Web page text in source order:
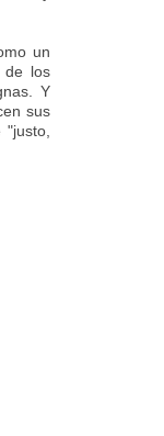
un
de los
Y
sus